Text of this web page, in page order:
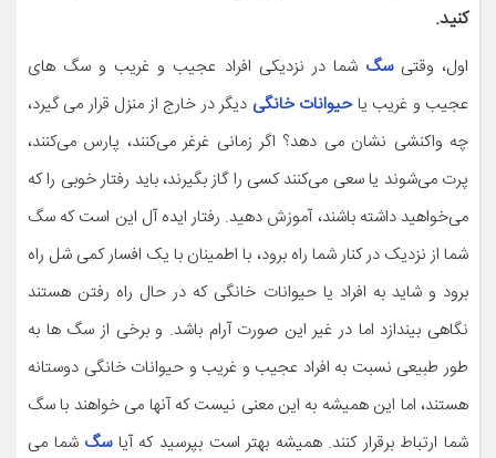
کنید.
اول، وقتیسگ شما در نزدیکی افراد عجیب و غریب و سگ های
عجیب و غریب یاحیوانات خانگی دیگر در خارج از منزل قرار می گیرد،
چه واکنشی نشان می دهد؟ اگر زمانی غرغر می‌کنند، پارس می‌کنند،
پرت می‌شوند یا سعی می‌کنند کسی را گاز بگیرند، باید رفتار خوبی را که
می‌خواهید داشته باشند، آموزش دهید. رفتار ایده آل این است که سگ
شما از نزدیک در کنار شما راه برود، با اطمینان با یک افسار کمی شل راه
برود و شاید به افراد یا حیوانات خانگی که در حال راه رفتن هستند
نگاهی بیندازد اما در غیر این صورت آرام باشد. و برخی از سگ ها به
طور طبیعی نسبت به افراد عجیب و غریب و حیوانات خانگی دوستانه
هستند، اما این همیشه به این معنی نیست که آنها می خواهند با سگ
شما ارتباط برقرار کنند. همیشه بهتر است بپرسید که آیاسگ شما می